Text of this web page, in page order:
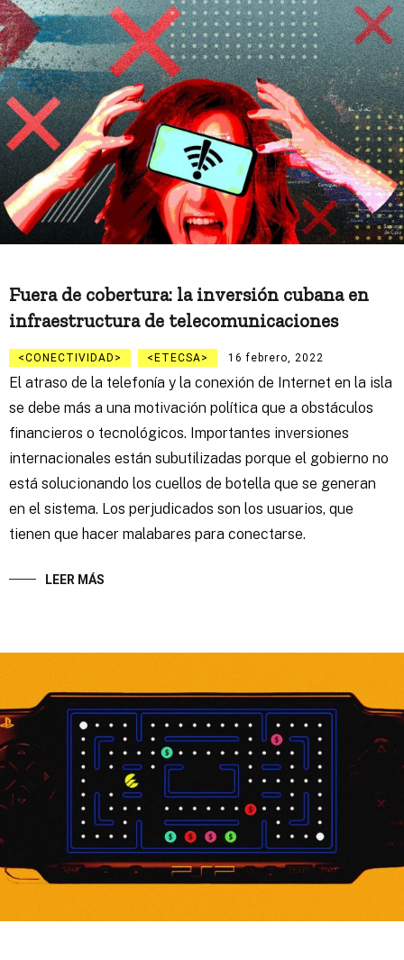
Fuera de cobertura: la inversión cubana en
infraestructura de telecomunicaciones
CONECTIVIDAD ETECSA 16 febrero, 2022
El atraso de la telefonía y la conexión de Internet en la isla
se debe más a una motivación política que a obstáculos
financieros o tecnológicos. Importantes inversiones
internacionales están subutilizadas porque el gobierno no
está solucionando los cuellos de botella que se generan
en el sistema. Los perjudicados son los usuarios, que
tienen que hacer malabares para conectarse.
LEER MÁS